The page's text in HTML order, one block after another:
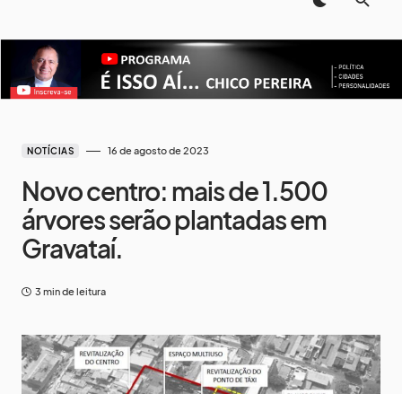
NOTÍCIAS 16 de agosto de 2023
Novo centro: mais de 1.500
árvores serão plantadas em
Gravataí.
3 min de leitura